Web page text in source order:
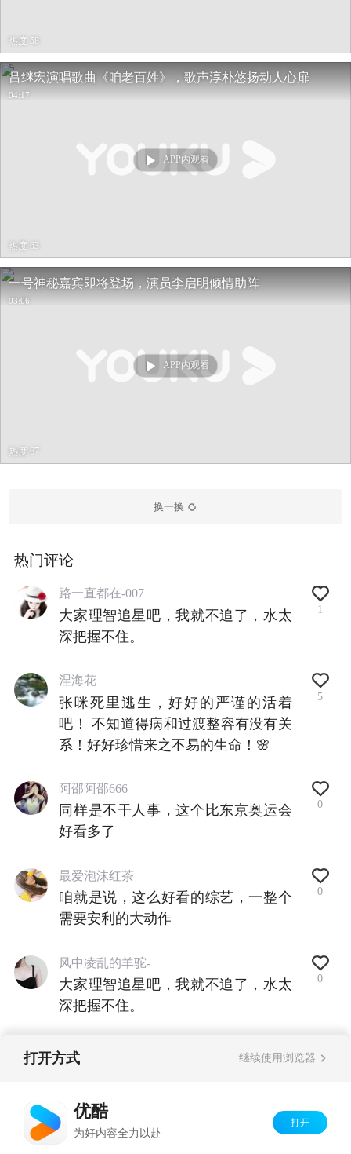
热度 58
吕继宏演唱歌曲《咱老百姓》，歌声淳朴悠扬动人心扉
04:17
APP内观看
热度 63
一号神秘嘉宾即将登场，演员李启明倾情助阵
03:06
APP内观看
热度 67
换一换
热门评论
路一直都在-007
大家理智追星吧，我就不追了，水太
深把握不住。
1
涅海花
张咪死里逃生，好好的严谨的活着
吧！ 不知道得病和过渡整容有没有关
系！好好珍惜来之不易的生命！🌸
5
阿邵阿邵666
同样是不干人事，这个比东京奥运会
好看多了
0
最爱泡沫红茶
咱就是说，这么好看的综艺，一整个
需要安利的大动作
0
风中凌乱的羊驼-
大家理智追星吧，我就不追了，水太
深把握不住。
0
京ICP备06050721号-1
打开方式 继续使用浏览器
优酷
为好内容全力以赴
打开